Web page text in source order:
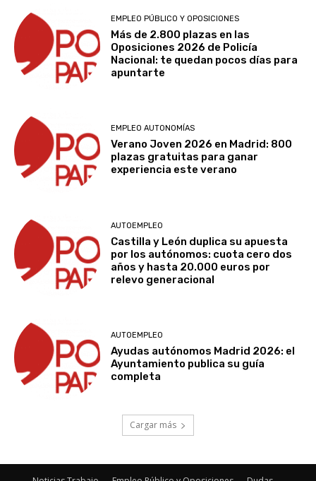
EMPLEO PÚBLICO Y OPOSICIONES
Más de 2.800 plazas en las
Oposiciones 2026 de Policía
Nacional: te quedan pocos días para
apuntarte
EMPLEO AUTONOMÍAS
Verano Joven 2026 en Madrid: 800
plazas gratuitas para ganar
experiencia este verano
AUTOEMPLEO
Castilla y León duplica su apuesta
por los autónomos: cuota cero dos
años y hasta 20.000 euros por
relevo generacional
AUTOEMPLEO
Ayudas autónomos Madrid 2026: el
Ayuntamiento publica su guía
completa
Cargar más